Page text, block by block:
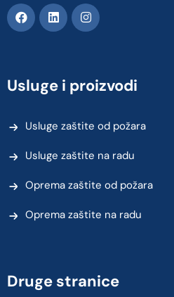
Usluge i proizvodi
Usluge zaštite od požara
Usluge zaštite na radu
Oprema zaštite od požara
Oprema zaštite na radu
Druge stranice